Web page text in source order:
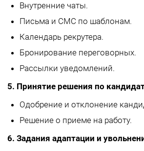
Внутренние чаты.
Письма и СМС по шаблонам.
Календарь рекрутера.
Бронирование переговорных.
Рассылки уведомлений.
5. Принятие решения по
Одобрение и отклонение
Решение о приеме на работу.
6. Задания адаптации и